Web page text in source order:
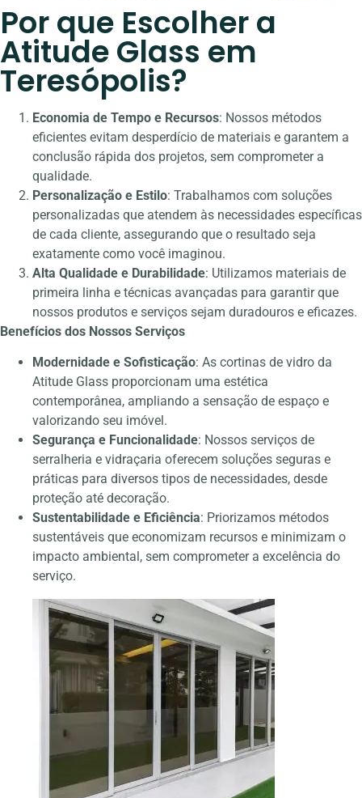
Por que Escolher a
Atitude Glass em
Teresópolis?
Economia de Tempo e Recursos: Nossos métodos
eficientes evitam desperdício de materiais e garantem a
conclusão rápida dos projetos, sem comprometer a
qualidade.
Personalização e Estilo: Trabalhamos com soluções
personalizadas que atendem às necessidades específicas
de cada cliente, assegurando que o resultado seja
exatamente como você imaginou.
Alta Qualidade e Durabilidade: Utilizamos materiais de
primeira linha e técnicas avançadas para garantir que
nossos produtos e serviços sejam duradouros e eficazes.
Benefícios dos Nossos Serviços
Modernidade e Sofisticação: As cortinas de vidro da
Atitude Glass proporcionam uma estética
contemporânea, ampliando a sensação de espaço e
valorizando seu imóvel.
Segurança e Funcionalidade: Nossos serviços de
serralheria e vidraçaria oferecem soluções seguras e
práticas para diversos tipos de necessidades, desde
proteção até decoração.
Sustentabilidade e Eficiência: Priorizamos métodos
sustentáveis que economizam recursos e minimizam o
impacto ambiental, sem comprometer a excelência do
serviço.